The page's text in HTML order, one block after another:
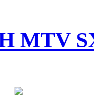
MTV